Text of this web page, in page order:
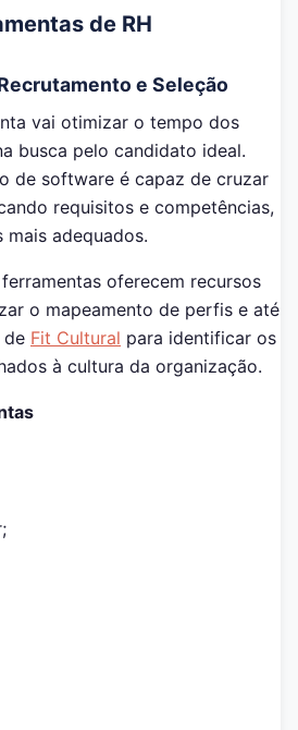
de RH
e Seleção
vai otimizar o tempo dos
busca pelo candidato ideal.
de software é capaz de cruzar
requisitos e competências,
adequados.
oferecem recursos
o mapeamento de perfis e até
de Fit Cultural para identificar os
à cultura da organização.